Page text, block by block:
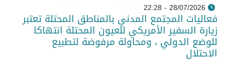
28/07/2026 - 22:28
فعاليات المجتمع المدني بالمناطق المحتلة تعتبر
زيارة السفير الأمريكي للعيون المحتلة انتهاكا
للوضع الدولي ، ومحاولة مرفوضة لتطبيع
الاحتلال